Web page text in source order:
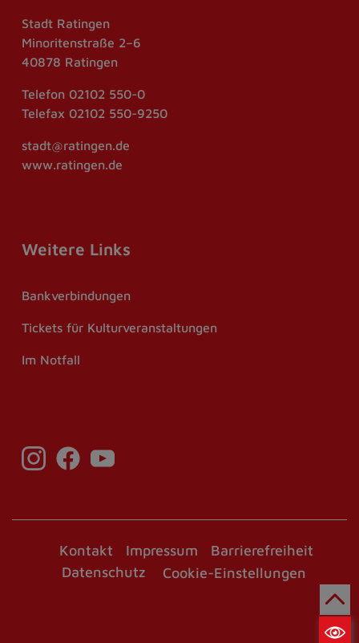
Stadt Ratingen
Minoritenstraße 2–6
40878 Ratingen
Telefon 02102 550-0
Telefax 02102 550-9250
stadt@ratingen.de
www.ratingen.de
Weitere Links
Bankverbindungen
Tickets für Kulturveranstaltungen
Im Notfall
Kontakt Impressum
Barrierefreiheit
Datenschutz
Cookie-Einstellungen